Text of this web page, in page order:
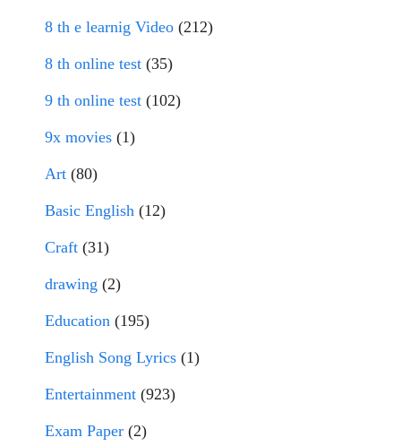
8 th e learnig Video (212)
8 th online test (35)
9 th online test (102)
9x movies (1)
Art (80)
Basic English (12)
Craft (31)
drawing (2)
Education (195)
English Song Lyrics (1)
Entertainment (923)
Exam Paper (2)